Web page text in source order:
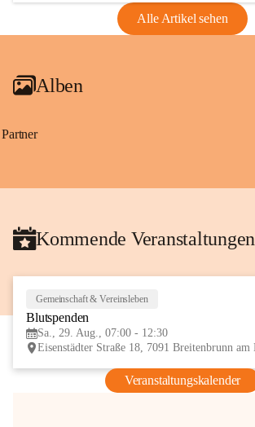
Alle Artikel sehen
Alben
Partner
Kommende Veranstaltungen
Gemeinschaft & Vereinsleben
Blutspenden
Sa., 29. Aug., 07:00 - 12:30
Veranstaltungskalender